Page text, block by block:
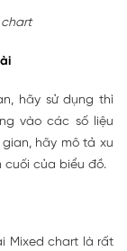
chart
hãy sử dụng thì
vào các số liệu
hãy mô tả xu
cuối của biểu đồ.
Mixed chart là rất